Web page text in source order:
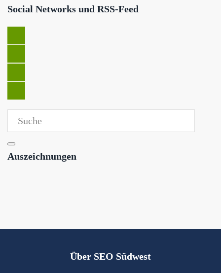
Social Networks und RSS-Feed
Auszeichnungen
Über SEO Südwest